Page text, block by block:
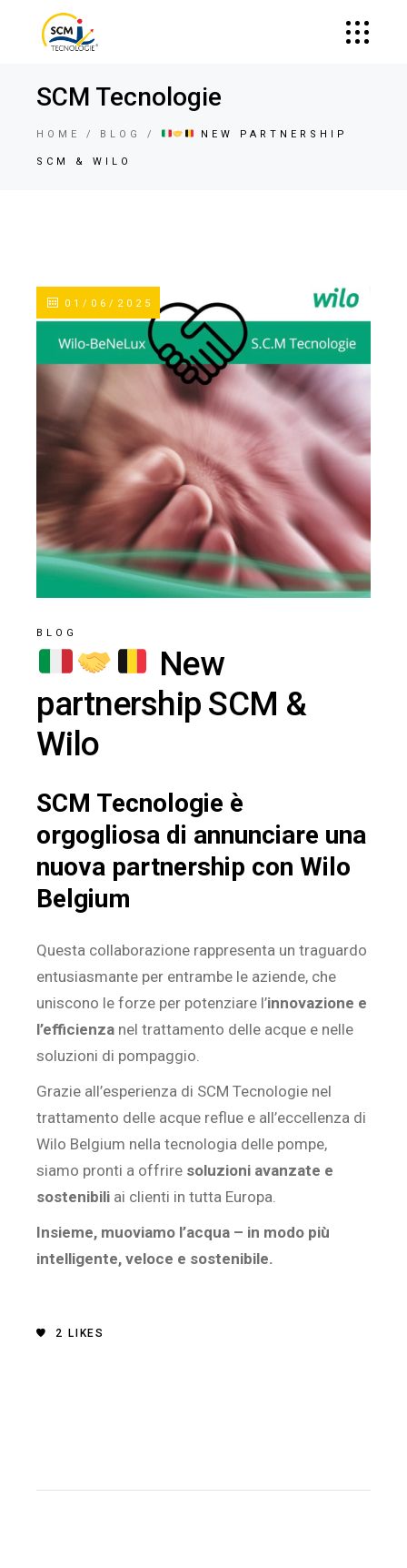
SCM Tecnologie
HOME BLOG NEW PARTNERSHIP
SCM & WILO
01/06/2025
BLOG
New
partnership SCM &
Wilo
SCM Tecnologie è
orgogliosa di annunciare una
nuova partnership con Wilo
Belgium
Questa collaborazione rappresenta un traguardo
entusiasmante per entrambe le aziende, che
uniscono le forze per potenziare l’innovazione e
l’efficienza nel trattamento delle acque e nelle
soluzioni di pompaggio.
Grazie all’esperienza di SCM Tecnologie nel
trattamento delle acque reflue e all’eccellenza di
Wilo Belgium nella tecnologia delle pompe,
siamo pronti a offrire soluzioni avanzate e
sostenibili ai clienti in tutta Europa.
Insieme, muoviamo l’acqua – in modo più
intelligente, veloce e sostenibile.
2 LIKES